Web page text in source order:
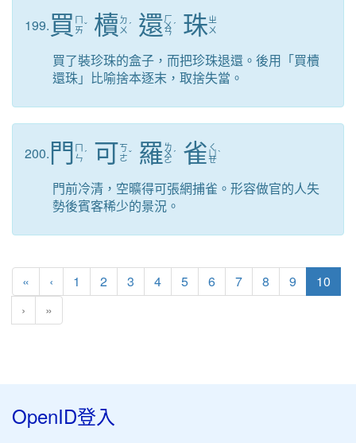
199.買 ㄞˇ 櫝 ㄉ
ㄨ ˊ 還ㄏ
ㄨ
ㄢ
ˊ 珠ㄓ
ㄨ
買了裝珍珠的盒子，而把珍珠退還。後用「買櫝
還珠」比喻捨本逐末，取捨失當。
200. 門 ㄣ ˊ 可 ㄎ
ㄜˇ 羅 ㄌ
ㄨ
ㄛ
ˊ 雀 ㄑ
ㄩ
ㄝ
ˋ
門前冷清，空曠得可張網捕雀。形容做官的人失
勢後賓客稀少的景況。
« 第一頁
‹ 上一頁
1 2 3 4 5 6 7 8 9 10
›
»
OpenID登入